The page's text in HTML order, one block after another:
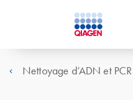
Nettoyage d’ADN et PCR